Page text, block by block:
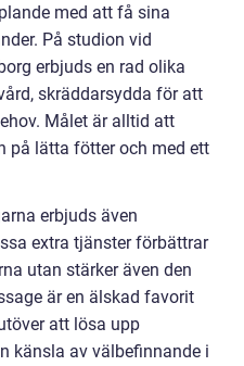
med att få sina
På studion vid
erbjuds en rad olika
skräddarsydda för att
Målet är alltid att
på lätta fötter och med ett
erbjuds även
extra tjänster förbättrar
utan stärker även den
är en älskad favorit
att lösa upp
känsla av välbefinnande i